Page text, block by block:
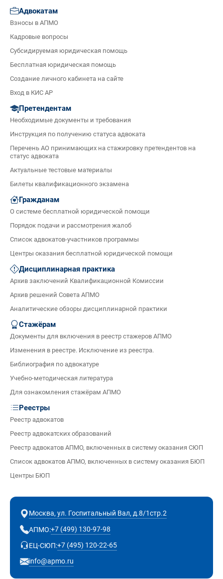
Адвокатам
Взносы в АПМО
Кадровые вопросы
Субсидируемая юридическая помощь
Бесплатная юридическая помощь
Создание личного кабинета на сайте
Вход в КИС АР
Претендентам
Необходимые документы и требования
Инструкция по получению статуса адвоката
Перечень АО принимающих на стажировку претендентов на
статус адвоката
Актуальные тестовые материалы
Билеты квалификационного экзамена
Гражданам
О системе бесплатной юридической помощи
Порядок подачи и рассмотрения жалоб
Список адвокатов-участников программы
Центры оказания бесплатной юридической помощи
Дисциплинарная практика
Архив заключений Квалификационной Комиссии
Архив решений Совета АПМО
Аналитические обзоры дисциплинарной практики
Стажёрам
Документы для включения в реестр стажеров АПМО
Изменения в реестре. Исключение из реестра.
Библиография по адвокатуре
Учебно-методическая литература
Для ознакомления стажёрам АПМО
Реестры
Реестр адвокатов
Реестр адвокатских образований
Реестр адвокатов АПМО, включенных в систему оказания СЮП
Список адвокатов АПМО, включенных в систему оказания БЮП
Центры БЮП
Москва, ул. Госпитальный Вал, д.8/1стр.2
АПМО:+7 (499) 130-97-98
ЕЦ-СЮП:+7 (495) 120-22-65
info@apmo.ru